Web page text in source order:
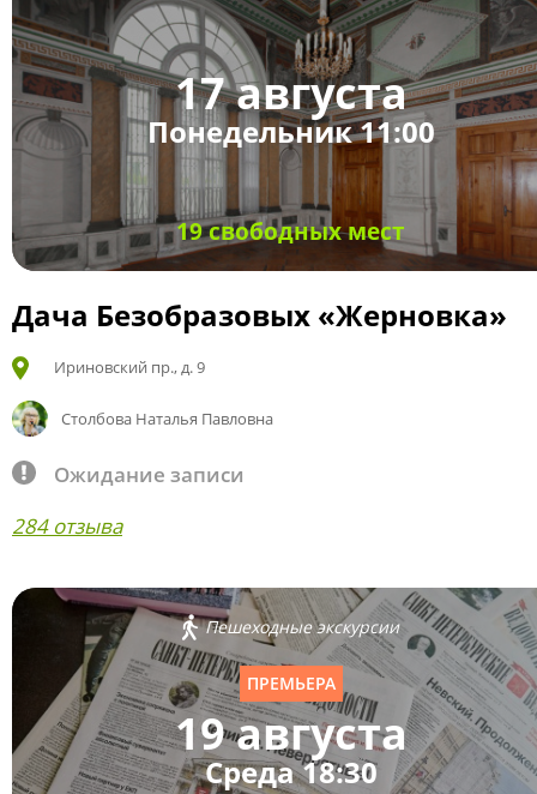
17 августа
Понедельник 11:00
19 свободных мест
Дача Безобразовых «Жерновка»
Ириновский пр., д. 9
Столбова Наталья Павловна
Ожидание записи
284 отзыва
Пешеходные экскурсии
ПРЕМЬЕРА
19 августа
Среда 18:30